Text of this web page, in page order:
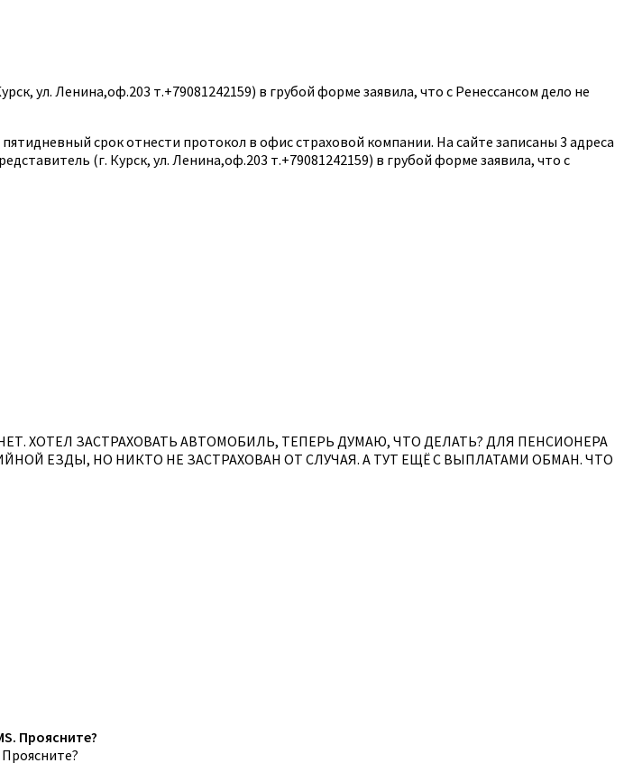
ул. Ленина,оф.203 т.+79081242159) в грубой форме заявила, что с Ренессансом дело не
срок отнести протокол в офис страховой компании. На сайте записаны 3 адреса
(г. Курск, ул. Ленина,оф.203 т.+79081242159) в грубой форме заявила, что с
ХОТЕЛ ЗАСТРАХОВАТЬ АВТОМОБИЛЬ, ТЕПЕРЬ ДУМАЮ, ЧТО ДЕЛАТЬ? ДЛЯ ПЕНСИОНЕРА
ЕЗДЫ, НО НИКТО НЕ ЗАСТРАХОВАН ОТ СЛУЧАЯ. А ТУТ ЕЩЁ С ВЫПЛАТАМИ ОБМАН. ЧТО
Проясните?